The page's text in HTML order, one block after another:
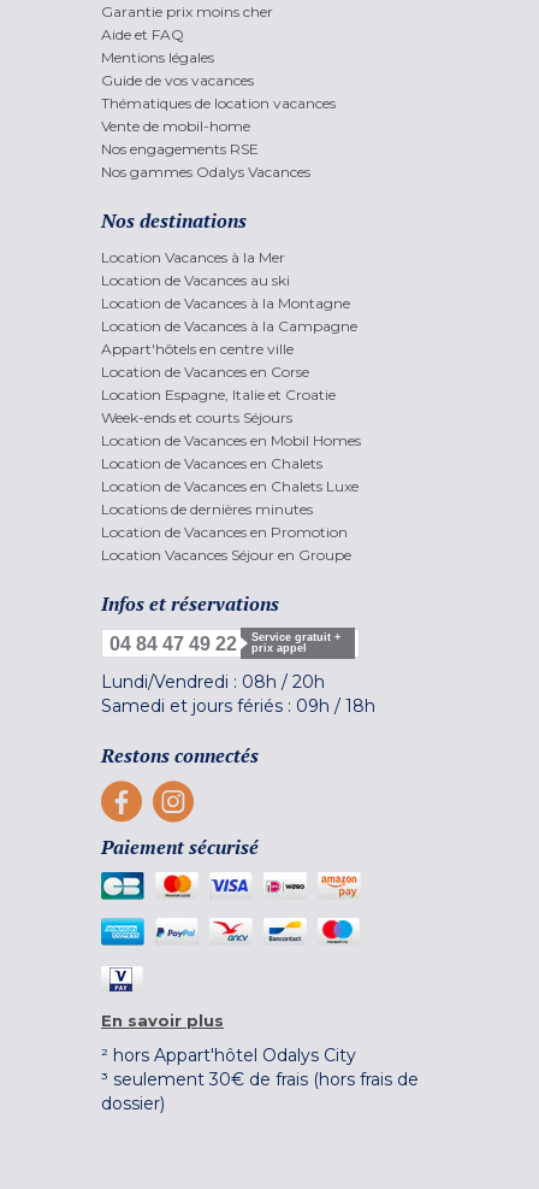
Garantie prix moins cher
Aide et FAQ
Mentions légales
Guide de vos vacances
Thématiques de location vacances
Vente de mobil-home
Nos engagements RSE
Nos gammes Odalys Vacances
Nos destinations
Location Vacances à la Mer
Location de Vacances au ski
Location de Vacances à la Montagne
Location de Vacances à la Campagne
Appart'hôtels en centre ville
Location de Vacances en Corse
Location Espagne, Italie et Croatie
Week-ends et courts Séjours
Location de Vacances en Mobil Homes
Location de Vacances en Chalets
Location de Vacances en Chalets Luxe
Locations de dernières minutes
Location de Vacances en Promotion
Location Vacances Séjour en Groupe
Infos et réservations
04 84 47 49 22
Service gratuit +
prix appel
Lundi/Vendredi : 08h / 20h
Samedi et jours fériés : 09h / 18h
Restons connectés
Paiement sécurisé
En savoir plus
² hors Appart'hôtel Odalys City
³ seulement 30€ de frais (hors frais de
dossier)